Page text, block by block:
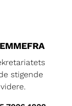
stigende